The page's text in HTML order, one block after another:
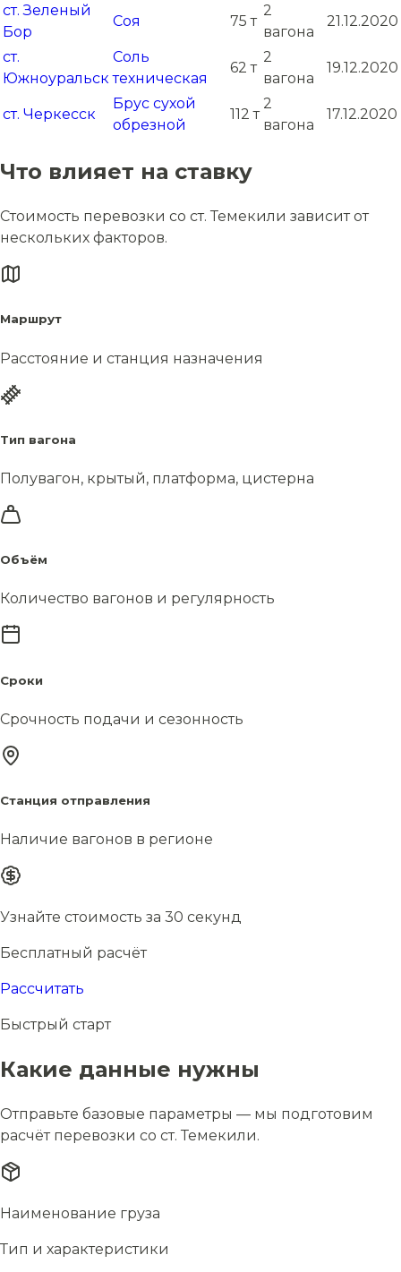
ст. Зеленый
Бор
Соя 75 т
2
вагона
21.12.2020
ст.
Южноуральск
Соль
техническая
62 т
2
вагона
19.12.2020
ст. Черкесск
Брус сухой
обрезной
112 т
2
вагона
17.12.2020
Что влияет на ставку
Стоимость перевозки со ст. Темекили зависит от
нескольких факторов.
Маршрут
Расстояние и станция назначения
Тип вагона
Полувагон, крытый, платформа, цистерна
Объём
Количество вагонов и регулярность
Сроки
Срочность подачи и сезонность
Станция отправления
Наличие вагонов в регионе
Узнайте стоимость за 30 секунд
Бесплатный расчёт
Рассчитать
Быстрый старт
Какие данные нужны
Отправьте базовые параметры — мы подготовим
расчёт перевозки со ст. Темекили.
Наименование груза
Тип и характеристики